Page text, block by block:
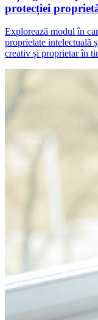
protecției
Explorează modul în
proprietate intelectuală
creativ și proprietar în